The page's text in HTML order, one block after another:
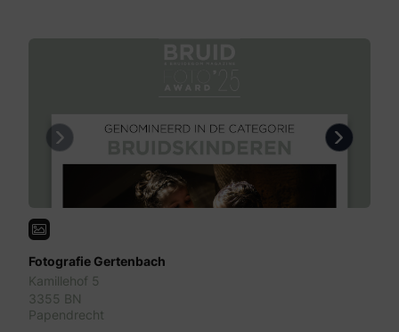
Previous Next
Fotografie Gertenbach
Kamillehof 5
3355 BN
Papendrecht